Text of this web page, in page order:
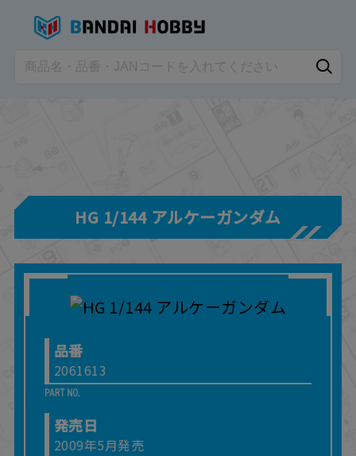
HG 1/144 アルケーガンダム
品番
2061613
発売日
2009年5月発売